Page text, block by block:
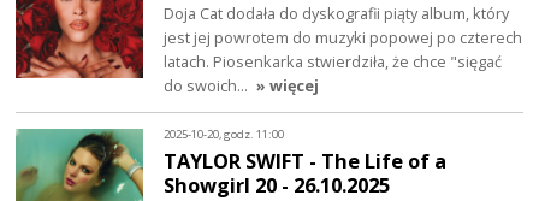
Doja Cat dodała do dyskografii piąty album, który
jest jej powrotem do muzyki popowej po czterech
latach. Piosenkarka stwierdziła, że chce "sięgać
do swoich… » więcej
2025-10-20, godz. 11:00
TAYLOR SWIFT - The Life of a
Showgirl 20 - 26.10.2025